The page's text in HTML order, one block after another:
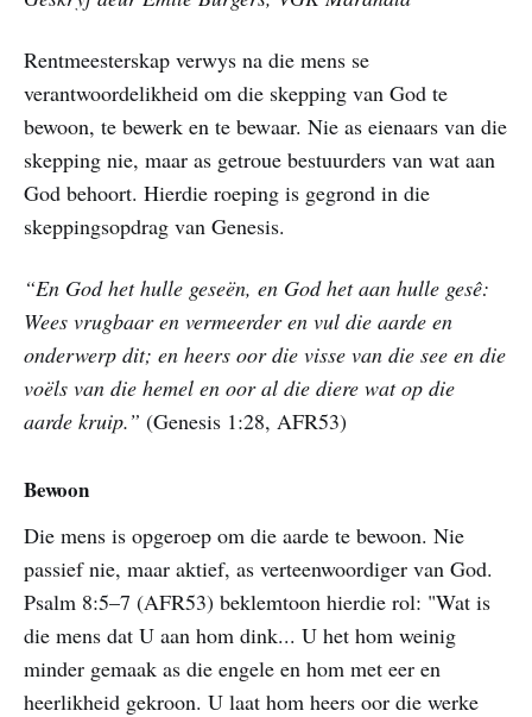
Rentmeesterskap verwys na die mens se
verantwoordelikheid om die skepping van God te
bewoon, te bewerk en te bewaar. Nie as eienaars van die
skepping nie, maar as getroue bestuurders van wat aan
God behoort. Hierdie roeping is gegrond in die
skeppingsopdrag van Genesis.
“En God het hulle geseën, en God het aan hulle gesê:
Wees vrugbaar en vermeerder en vul die aarde en
onderwerp dit; en heers oor die visse van die see en die
voëls van die hemel en oor al die diere wat op die
aarde kruip.” (Genesis 1:28, AFR53)
Bewoon
Die mens is opgeroep om die aarde te bewoon. Nie
passief nie, maar aktief, as verteenwoordiger van God.
Psalm 8:5–7 (AFR53) beklemtoon hierdie rol: "Wat is
die mens dat U aan hom dink... U het hom weinig
minder gemaak as die engele en hom met eer en
heerlikheid gekroon. U laat hom heers oor die werke